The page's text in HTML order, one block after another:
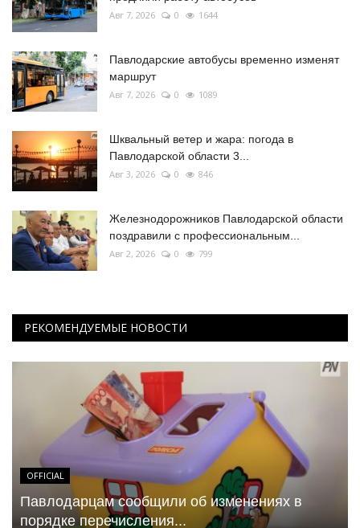
Авг 7, 2026 0 1644
Павлодарские автобусы временно изменят
маршрут
Авг 7, 2026 0 1089
Шквальный ветер и жара: погода в
Павлодарской области 3...
Авг 3, 2026 0 846
Железнодорожников Павлодарской области
поздравили с профессиональным...
Авг 2, 2026 0 799
РЕКОМЕНДУЕМЫЕ НОВОСТИ
OFFICIAL
Павлодарцам сообщили об изменениях в
порядке перечисления...